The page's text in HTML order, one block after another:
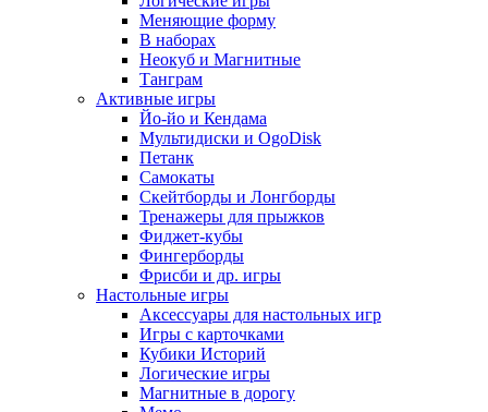
Меняющие форму
В наборах
Неокуб и Магнитные
Танграм
Активные игры
Йо-йо и Кендама
Мультидиски и OgoDisk
Петанк
Самокаты
Скейтборды и Лонгборды
Тренажеры для прыжков
Фиджет-кубы
Фингерборды
Фрисби и др. игры
Настольные игры
Аксессуары для настольных игр
Игры с карточками
Кубики Историй
Логические игры
Магнитные в дорогу